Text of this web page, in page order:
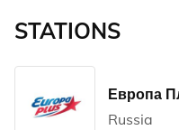
STATIONS
Европа
Russia